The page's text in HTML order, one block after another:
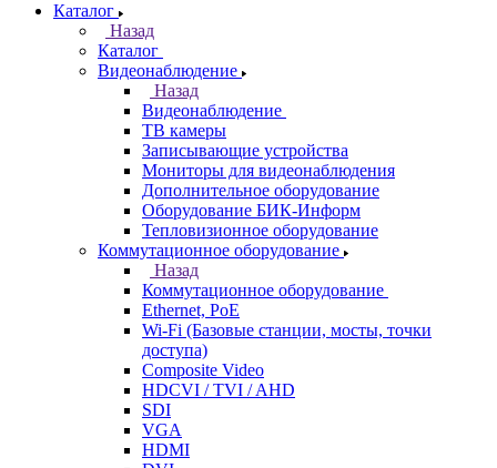
Каталог
Назад
Каталог
Видеонаблюдение
Назад
Видеонаблюдение
ТВ камеры
Записывающие устройства
Мониторы для видеонаблюдения
Дополнительное оборудование
Оборудование БИК-Информ
Тепловизионное оборудование
Коммутационное оборудование
Назад
Коммутационное оборудование
Ethernet, PoE
Wi-Fi (Базовые станции, мосты, точки
доступа)
Composite Video
HDCVI / TVI / AHD
SDI
VGA
HDMI